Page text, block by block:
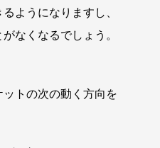
ようになりますし、
なくなるでしょう。
ットの次の動く方向を